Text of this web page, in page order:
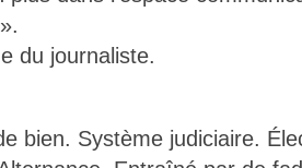
du journaliste.
bien. Système judiciaire.